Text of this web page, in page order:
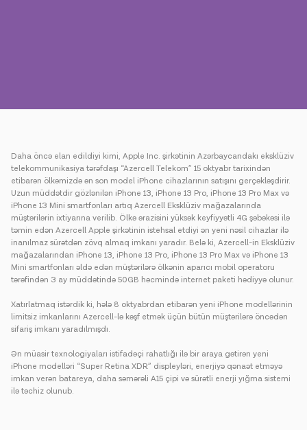
Daha öncə elan edildiyi kimi, Apple Inc. şirkətinin Azərbaycandakı eksklüziv
telekommunikasiya tərəfdaşı “Azercell Telekom” 15 oktyabr tarixindən
etibarən ölkəmizdə ən son model iPhone cihazlarının satışını gerçəkləşdirir.
Uzun müddətdir gözlənilən iPhone 13, iPhone 13 Pro, iPhone 13 Pro Max və
iPhone 13 Mini smartfonları artıq Azercell Eksklüziv mağazalarında
müştərilərin ixtiyarına verilib. Ölkə ərazisini yüksək keyfiyyətli 4G şəbəkəsi ilə
təmin edən Azercell Apple şirkətinin istehsal etdiyi ən yeni nəsil cihazlar ilə
inanılmaz sürətdən zövq almaq imkanı yaradır. Belə ki, Azercell-in Eksklüziv
mağazalarından iPhone 13, iPhone 13 Pro, iPhone 13 Pro Max və iPhone 13
Mini smartfonları əldə edən müştərilərə ölkənin aparıcı mobil operatoru
tərəfindən 3 ay müddətində 50GB həcmində internet paketi hədiyyə olunur.
Xatırlatmaq istərdik ki, hələ 8 oktyabrdan etibarən yeni iPhone modellərinin
limitsiz imkanlarını Azercell-lə kəşf etmək üçün bütün müştərilərə öncədən
sifariş imkanı yaradılmışdı.
Ən müasir texnologiyaları istifadəçi rahatlığı ilə bir araya gətirən yeni
iPhone modelləri “Super Retina XDR” displeyləri, enerjiyə qənaət etməyə
imkan verən batareya, daha səmərəli A15 çipi və sürətli enerji yığma sistemi
ilə təchiz olunub.